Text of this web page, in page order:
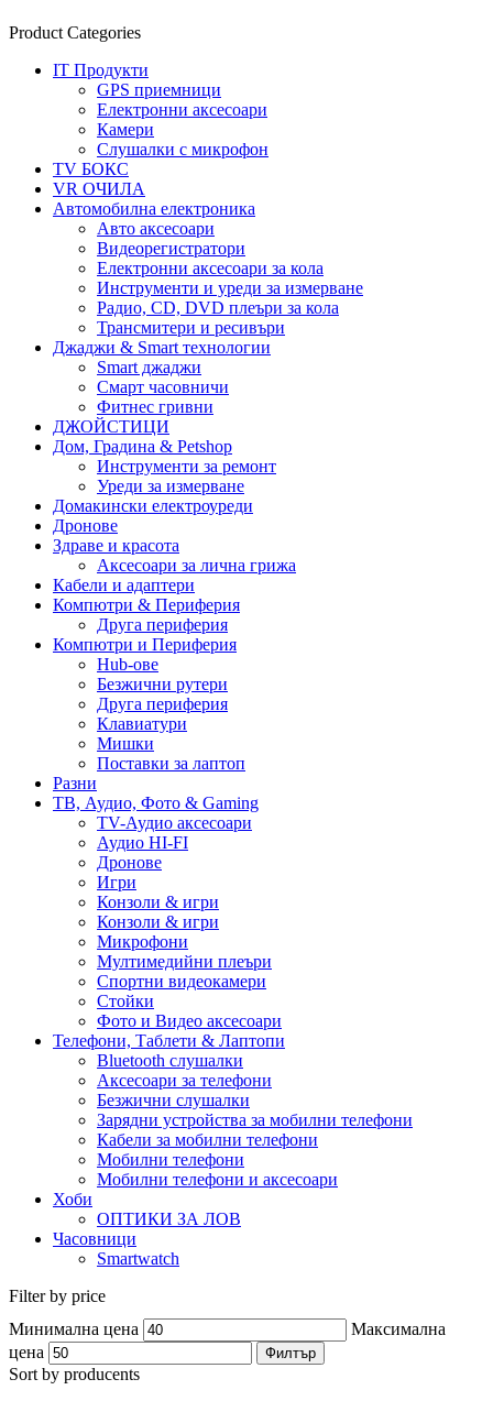
Product Categories
IT Продукти
GPS приемници
Електронни аксесоари
Камери
Слушалки с микрофон
TV БОКС
VR ОЧИЛА
Автомобилна електроника
Авто аксесоари
Видеорегистратори
Електронни аксесоари за кола
Инструменти и уреди за измерване
Радио, CD, DVD плеъри за кола
Трансмитери и ресивъри
Джаджи & Smart технологии
Smart джаджи
Смарт часовничи
Фитнес гривни
ДЖОЙСТИЦИ
Дом, Градина & Petshop
Инструменти за ремонт
Уреди за измерване
Домакински електроуреди
Дронове
Здраве и красота
Аксесоари за лична грижа
Кабели и адаптери
Компютри & Периферия
Друга периферия
Компютри и Периферия
Hub-ове
Безжични рутери
Друга периферия
Клавиатури
Мишки
Поставки за лаптоп
Разни
ТВ, Аудио, Фото & Gaming
TV-Аудио аксесоари
Аудио HI-FI
Дронове
Игри
Конзоли & игри
Конзоли & игри
Микрофони
Мултимедийни плеъри
Спортни видеокамери
Стойки
Фото и Видео аксесоари
Телефони, Таблети & Лаптопи
Bluetooth слушалки
Аксесоари за телефони
Безжични слушалки
Зарядни устройства за мобилни телефони
Кабели за мобилни телефони
Мобилни телефони
Мобилни телефони и аксесоари
Хоби
ОПТИКИ ЗА ЛОВ
Часовници
Smartwatch
Filter by price
Минимална цена
Максимална
цена
Филтър
Sort by producents